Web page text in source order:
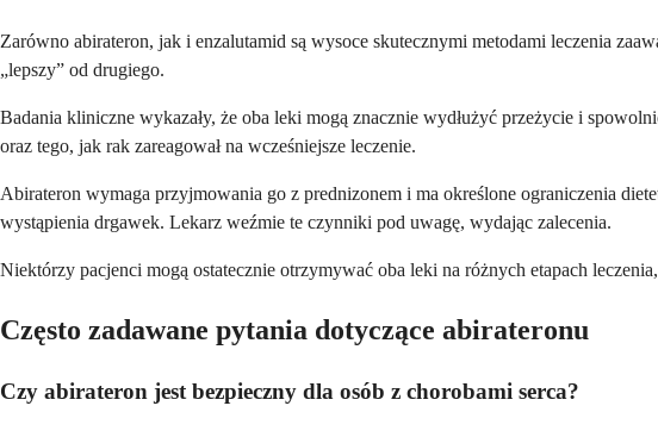
Zarówno abirateron, jak i enzalutamid są wysoce skutecznymi metodami leczenia
„lepszy” od drugiego.
Badania kliniczne wykazały, że oba leki mogą znacznie wydłużyć przeżycie i
oraz tego, jak rak zareagował na wcześniejsze leczenie.
Abirateron wymaga przyjmowania go z prednizonem i ma określone ograniczenia
wystąpienia drgawek. Lekarz weźmie te czynniki pod uwagę, wydając zalecenia.
Niektórzy pacjenci mogą ostatecznie otrzymywać oba leki na różnych etapach
Często zadawane pytania dotyczące abirateronu
Czy abirateron jest bezpieczny dla osób z chorobami serca?